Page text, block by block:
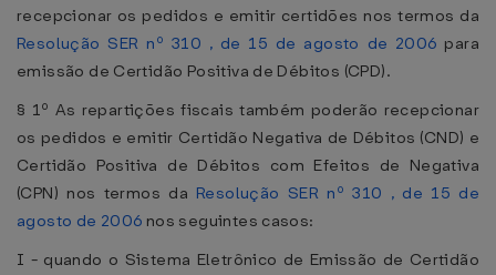
recepcionar os pedidos e emitir certidões nos termos da
Resolução SER nº 310 , de 15 de agosto de 2006 para
emissão de Certidão Positiva de Débitos (CPD).
§ 1º As repartições fiscais também poderão recepcionar
os pedidos e emitir Certidão Negativa de Débitos (CND) e
Certidão Positiva de Débitos com Efeitos de Negativa
(CPN) nos termos da Resolução SER nº 310 , de 15 de
agosto de 2006 nos seguintes casos:
I - quando o Sistema Eletrônico de Emissão de Certidão